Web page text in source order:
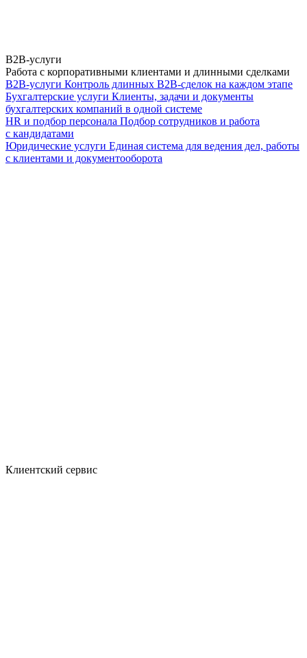
B2B-услуги
Работа с корпоративными клиентами и длинными сделками
B2B-услуги Контроль длинных B2B-сделок на каждом этапе
Бухгалтерские услуги Клиенты, задачи и документы
бухгалтерских компаний в одной системе
HR и подбор персонала Подбор сотрудников и работа
с кандидатами
Юридические услуги Единая система для ведения дел, работы
с клиентами и документооборота
Клиентский сервис